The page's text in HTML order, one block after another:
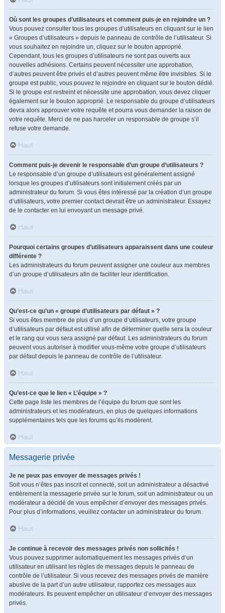
Où sont les groupes d’utilisateurs et comment puis-je en rejoindre un ?
Vous pouvez consulter tous les groupes d’utilisateurs en cliquant sur le lien
« Groupes d’utilisateurs » depuis le panneau de contrôle de l’utilisateur. Si
vous souhaitez en rejoindre un, cliquez sur le bouton approprié.
Cependant, tous les groupes d’utilisateurs ne sont pas ouverts aux
nouvelles adhésions. Certains peuvent nécessiter une approbation,
d’autres peuvent être privés et d’autres peuvent même être invisibles. Si le
groupe est public, vous pouvez le rejoindre en cliquant sur le bouton dédié.
Si le groupe est restreint et nécessite une approbation, vous devez cliquer
également sur le bouton approprié. Le responsable du groupe d’utilisateurs
devra alors approuver votre requête et pourra vous demander la raison de
votre requête. Merci de ne pas harceler un responsable de groupe s’il
refuse votre demande.
Haut
Comment puis-je devenir le responsable d’un groupe d’utilisateurs ?
Le responsable d’un groupe d’utilisateurs est généralement assigné
lorsque les groupes d’utilisateurs sont initialement créés par un
administrateur du forum. Si vous êtes intéressé par la création d’un groupe
d’utilisateurs, votre premier contact devrait être un administrateur. Essayez
de le contacter en lui envoyant un message privé.
Haut
Pourquoi certains groupes d’utilisateurs apparaissent dans une couleur
différente ?
Les administrateurs du forum peuvent assigner une couleur aux membres
d’un groupe d’utilisateurs afin de faciliter leur identification.
Haut
Qu’est-ce qu’un « groupe d’utilisateurs par défaut » ?
Si vous êtes membre de plus d’un groupe d’utilisateurs, votre groupe
d’utilisateurs par défaut est utilisé afin de déterminer quelle sera la couleur
et le rang qui vous sera assigné par défaut. Les administrateurs du forum
peuvent vous autoriser à modifier vous-même votre groupe d’utilisateurs
par défaut depuis le panneau de contrôle de l’utilisateur.
Haut
Qu’est-ce que le lien « L’équipe » ?
Cette page liste les membres de l’équipe du forum que sont les
administrateurs et les modérateurs, en plus de quelques informations
supplémentaires tels que les forums qu’ils modèrent.
Haut
Messagerie privée
Je ne peux pas envoyer de messages privés !
Soit vous n’êtes pas inscrit et connecté, soit un administrateur a désactivé
entièrement la messagerie privée sur le forum, soit un administrateur ou un
modérateur a décidé de vous empêcher d’envoyer des messages privés.
Pour plus d’informations, veuillez contacter un administrateur du forum.
Haut
Je continue à recevoir des messages privés non sollicités !
Vous pouvez supprimer automatiquement les messages privés d’un
utilisateur en utilisant les règles de messages depuis le panneau de
contrôle de l’utilisateur. Si vous recevez des messages privés de manière
abusive de la part d’un autre utilisateur, rapportez ces messages aux
modérateurs. Ils peuvent empêcher un utilisateur d’envoyer des messages
privés.